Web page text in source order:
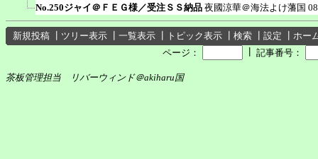
No.250ジャイ＠ＦＥＧ様／受注ＳＳ納品 夜國涼華＠海法よけ藩国
新規投稿 ツリー表示 一覧表示 トピック表示 検索 設定
ホー
ページ：
記事番号：
茶板管理担当 リバーウィンド＠akiharu国